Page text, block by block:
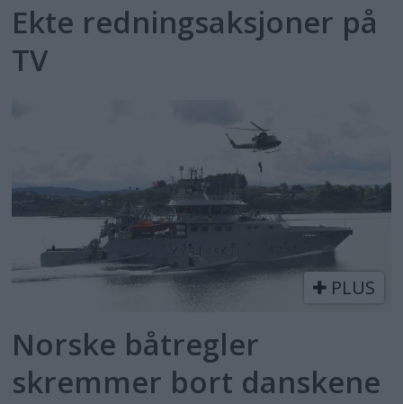
Ekte redningsaksjoner på
TV
PLUS
Norske båtregler
skremmer bort danskene